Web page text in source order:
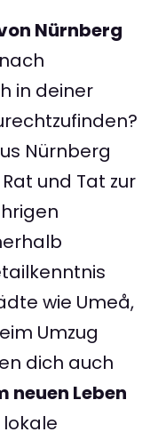
Nürnberg
in deiner
Nürnberg
und Tat zur
wie Umeå,
Umzug
dich auch
neuen Leben
lokale